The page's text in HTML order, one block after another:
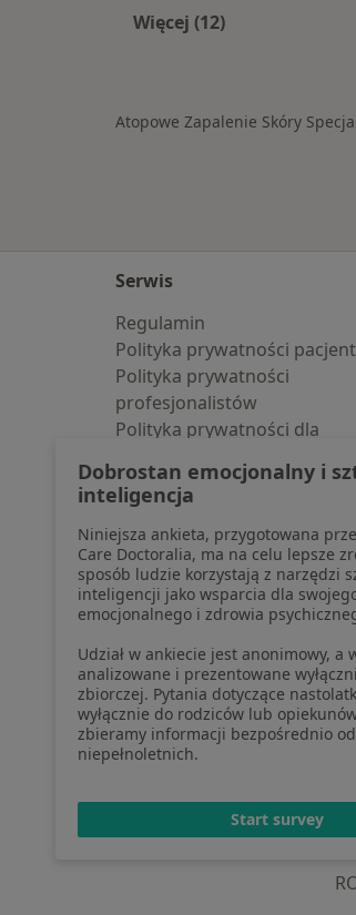
Więcej (12)
Atopowe Zapalenie Skóry
Serwis
Regulamin
Polityka prywatności
Polityka prywatności
profesjonalistów
Polityka prywatności dla
pozyskaliśmy samodzielnie
Polityka cookies
Jak działają wyniki
Dostępność
O nas
Praca Rekrutujemy!
Partnerzy
Centrum prasowe
Kontakt
Dobrostan emocjonalny i
inteligencja
Niniejsza ankieta, przygotowana
Care Doctoralia, ma na celu lepsze
sposób ludzie korzystają z narzędzi
inteligencji jako wsparcia dla
emocjonalnego i zdrowia
Udział w ankiecie jest anonimowy, a
analizowane i prezentowane
zbiorczej. Pytania dotyczące
wyłącznie do rodziców lub
zbieramy informacji bezpośrednio
niepełnoletnich.
Start survey